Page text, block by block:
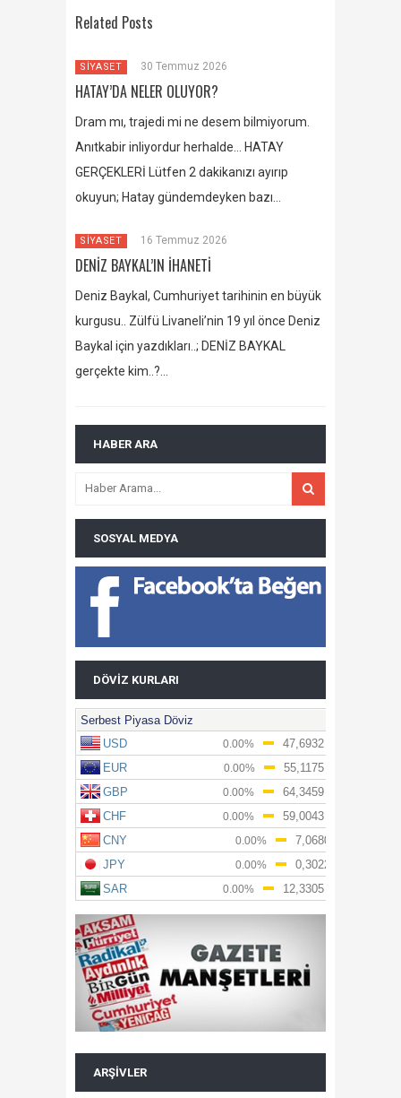
Related Posts
SİYASET 30 Temmuz 2026
HATAY’DA NELER OLUYOR?
Dram mı, trajedi mi ne desem bilmiyorum.
Anıtkabir inliyordur herhalde… HATAY
GERÇEKLERİ Lütfen 2 dakikanızı ayırıp
okuyun; Hatay gündemdeyken bazı…
SİYASET 16 Temmuz 2026
DENİZ BAYKAL’IN İHANETİ
Deniz Baykal, Cumhuriyet tarihinin en büyük
kurgusu.. Zülfü Livaneli’nin 19 yıl önce Deniz
Baykal için yazdıkları..; DENİZ BAYKAL
gerçekte kim..?…
HABER ARA
SOSYAL MEDYA
DÖVIZ KURLARI
ARŞIVLER